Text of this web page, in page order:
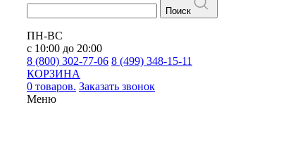
Поиск
ПН-ВС
с 10:00 до 20:00
8 (800) 302-77-06 8 (499) 348-15-11
КОРЗИНА
0 товаров. Заказать звонок
Меню